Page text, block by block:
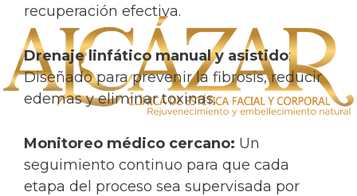
recuperación efectiva.
Drenaje linfático manual y asistido:
Diseñado para prevenir la fibrosis, reducir
edemas y eliminar toxinas.
Monitoreo médico cercano: Un
seguimiento continuo para que cada
etapa del proceso sea supervisada por